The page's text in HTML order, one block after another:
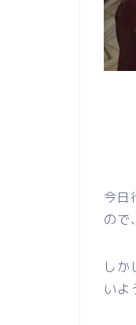
今日
ので
しか
いよ